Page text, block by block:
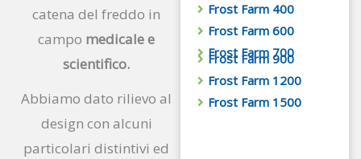
catena del freddo in
campo medicale e
scientifico.
Abbiamo dato rilievo al
design con alcuni
particolari distintivi ed
Frost Farm 400
Frost Farm 600
Frost Farm 700
Frost Farm 900
Frost Farm 1200
Frost Farm 1500